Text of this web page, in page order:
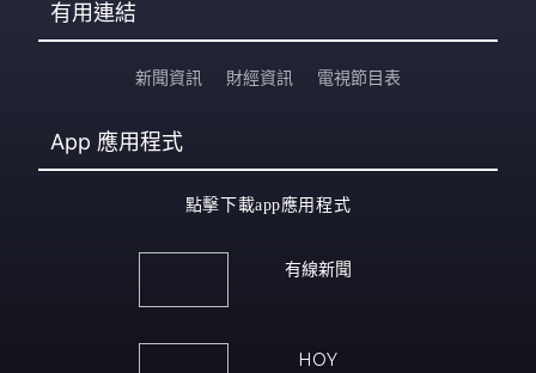
有用連結
新聞資訊 財經資訊 電視節目表
App 應用程式
點擊下載app應用程式
有線新聞
HOY